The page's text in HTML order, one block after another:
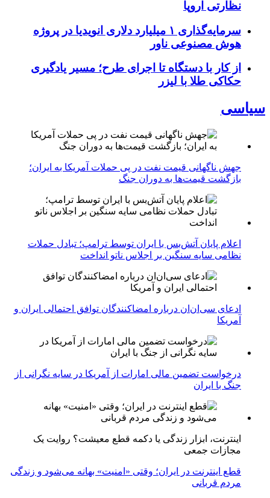
نظارتی اروپا
سرمایه‌گذاری ۱ میلیارد دلاری انویدیا در پروژه
هوش مصنوعی ناور
از کار با دستگاه تا اجرای طرح؛ مسیر یادگیری
حکاکی طلا با لیزر
سیاسی
جهش ناگهانی قیمت نفت در پی حملات آمریکا به ایران؛
بازگشت قیمت‌ها به دوران جنگ
اعلام پایان آتش‌بس با ایران توسط ترامپ؛ تبادل حملات
نظامی سایه سنگین بر اجلاس ناتو انداخت
ادعای سی‌ان‌ان درباره امضاکنندگان توافق احتمالی ایران و
آمریکا
درخواست تضمین مالی امارات از آمریکا در سایه نگرانی از
جنگ با ایران
اینترنت، ابزار زندگی یا دکمه قطع معیشت؟ روایت یک
مجازات جمعی
قطع اینترنت در ایران؛ وقتی «امنیت» بهانه می‌شود و زندگی
مردم قربانی